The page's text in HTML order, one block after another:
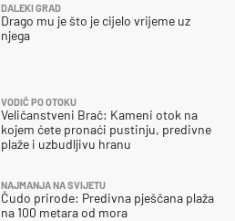
DALEKI GRAD
Drago mu je što je cijelo vrijeme uz
njega
VODIČ PO OTOKU
Veličanstveni Brač: Kameni otok na
kojem ćete pronaći pustinju, predivne
plaže i uzbudljivu hranu
NAJMANJA NA SVIJETU
Čudo prirode: Predivna pješčana plaža
na 100 metara od mora